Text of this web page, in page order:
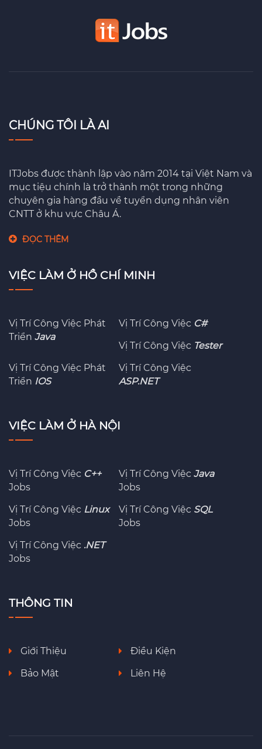
CHÚNG TÔI LÀ AI
ITJobs được thành lập vào năm 2014 tại Việt Nam và
mục tiệu chính là trở thành một trong những
chuyên gia hàng đầu về tuyển dụng nhân viên
CNTT ở khu vực Châu Á.
ĐỌC THÊM
VIỆC LÀM Ở HỒ CHÍ MINH
Vị Trí Công Việc Phát
Triển Java
Vị Trí Công Việc C#
Vị Trí Công Việc Tester
Vị Trí Công Việc Phát
Triển IOS
Vị Trí Công Việc
ASP.NET
VIỆC LÀM Ở HÀ NỘI
Vị Trí Công Việc C++
Jobs
Vị Trí Công ViệcJava
Jobs
Vị Trí Công Việc Linux
Jobs
Vị Trí Công Việc SQL
Jobs
Vị Trí Công Việc .NET
Jobs
THÔNG TIN
Giới Thiệu
Điều Kiện
Bảo Mật
Liên Hệ